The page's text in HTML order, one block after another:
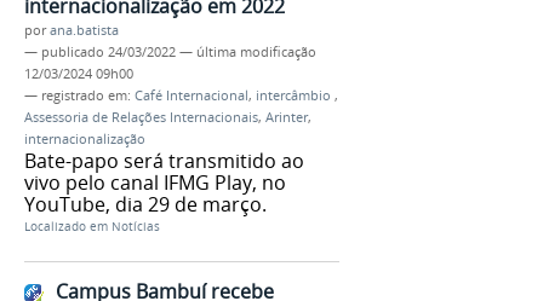
internacionalização em 2022
porana.batista
— publicado 24/03/2022 — última modificação
12/03/2024 09h00
— registrado em: Café Internacional, intercâmbio ,
Assessoria de Relações Internacionais, Arinter,
internacionalização
Bate-papo será transmitido ao
vivo pelo canal IFMG Play, no
YouTube, dia 29 de março.
Localizado em Notícias
Campus Bambuí recebe